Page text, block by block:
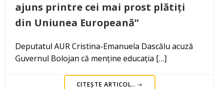
ajuns printre cei mai prost plătiți
din Uniunea Europeană”
Deputatul AUR Cristina-Emanuela Dascălu acuză
Guvernul Bolojan că menține educația […]
CITEȘTE ARTICOL..